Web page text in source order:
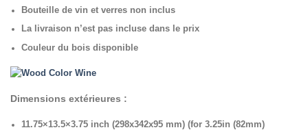
Bouteille de vin et verres non inclus
La livraison n’est pas incluse dans le prix
Couleur du bois disponible
Dimensions extérieures :
11.75×13.5×3.75 inch (298x342x95 mm) (for 3.25in (82mm)